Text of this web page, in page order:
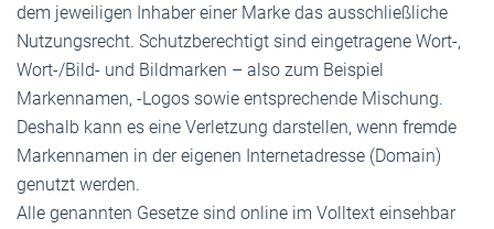
dem jeweiligen Inhaber einer Marke das ausschließliche
Nutzungsrecht. Schutzberechtigt sind eingetragene Wort-,
Wort-/Bild- und Bildmarken – also zum Beispiel
Markennamen, -Logos sowie entsprechende Mischung.
Deshalb kann es eine Verletzung darstellen, wenn fremde
Markennamen in der eigenen Internet­adresse (Domain)
genutzt werden.
Alle genannten Gesetze sind online im Volltext einsehbar